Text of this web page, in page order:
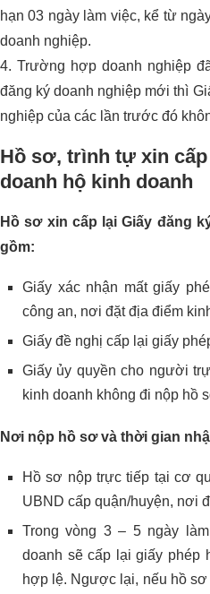
hạn 03 ngày làm việc, kể từ
doanh nghiệp.
4. Trường hợp doanh nghiệp
đăng ký doanh nghiệp mới thì
nghiệp của các lần trước đó
Hồ sơ, trình tự xin
doanh hộ kinh doanh
Hồ sơ xin cấp lại Giấy đăng
gồm:
Giấy xác nhận mất giấy
công an, nơi đặt địa điểm
Giấy đề nghị cấp lại giấy
Giấy ủy quyền cho người
kinh doanh không đi nộp hồ
Nơi nộp hồ sơ và thời gian
Hồ sơ nộp trực tiếp tại cơ
UBND cấp quận/huyện, nơi
Trong vòng 3 – 5 ngày
doanh sẽ cấp lại giấy phép
hợp lệ. Ngược lại, nếu hồ